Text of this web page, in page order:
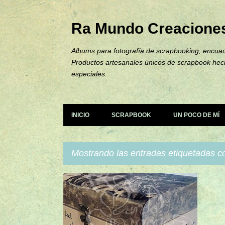
Ra Mundo
Albums para fotografía de scrapbooking,
Productos artesanales únicos de scrapbook
especiales.
INICIO SCRAPBOOK UN POCO DE MÍ
Mostrando las entradas etiquetadas
E
n
t
CAJAS PERSONALIZADAS +
DECOUPAGE